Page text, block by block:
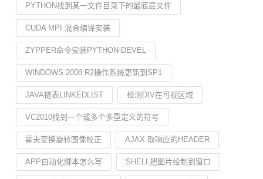
PYTHON找到某一文件目录下的最底层文件
CUDA MPI 混合编译安装
ZYPPER命令安装PYTHON-DEVEL
WINDOWS 2008 R2操作系统更新到SP1
JAVA链表LINKEDLIST 检测DIV在可视区域
VC2010找到一个或多个多重定义的符号
霍夫变换旋转图像校正 AJAX 取响应的HEADER
APP自动化脚本怎么写 SHELL把图片绘制到窗口